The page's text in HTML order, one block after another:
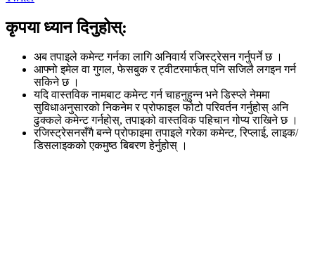
कृपया ध्यान दिनुहोस्:
अब तपाइले कमेन्ट गर्नका लागि अनिवार्य रजिस्ट्रेसन गर्नुपर्ने छ ।
आफ्नो इमेल वा गुगल, फेसबुक र ट्वीटरमार्फत् पनि सजिलै लगइन गर्न
सकिने छ ।
यदि वास्तविक नामबाट कमेन्ट गर्न चाहनुहुन्न भने डिस्प्ले नेममा
सुविधाअनुसारको निकनेम र प्रोफाइल फोटो परिवर्तन गर्नुहोस् अनि
ढुक्कले कमेन्ट गर्नहोस्, तपाइको वास्तविक पहिचान गोप्य राखिने छ ।
रजिस्ट्रेसनसँगै बन्ने प्रोफाइमा तपाइले गरेका कमेन्ट, रिप्लाई, लाइक/
डिसलाइकको एकमुष्ठ बिबरण हेर्नुहोस् ।